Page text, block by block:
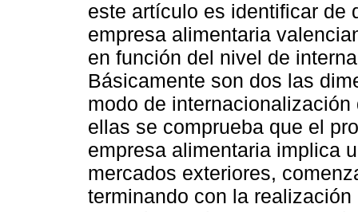
este artículo es identificar de
empresa alimentaria
en función del nivel de
Básicamente son dos las
modo de
ellas se comprueba que el
empresa alimentaria implica
mercados exteriores,
terminando con la